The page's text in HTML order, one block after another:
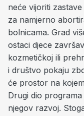
neće vijoriti
za namjerno
bolnicama. Grad
ostaci djece
kozmetičkoj ili
i društvo pokaju
će prostor na
Drugi dio
njegov razvoj.